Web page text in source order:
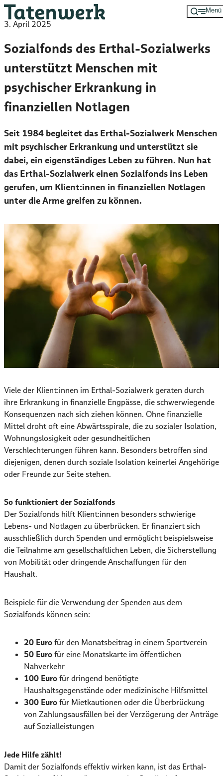
Zum
Hauptinhalt
springen
Menü
3. April 2025
Sozialfonds des Erthal-Sozialwerks
unterstützt Menschen mit
psychischer Erkrankung in
finanziellen Notlagen
Seit 1984 begleitet das Erthal-Sozialwerk Menschen
mit psychischer Erkrankung und unterstützt sie
dabei, ein eigenständiges Leben zu führen. Nun hat
das Erthal-Sozialwerk einen Sozialfonds ins Leben
gerufen, um Klient:innen in finanziellen Notlagen
unter die Arme greifen zu können.
Viele der Klient:innen im Erthal-Sozialwerk geraten durch
ihre Erkrankung in finanzielle Engpässe, die schwerwiegende
Konsequenzen nach sich ziehen können. Ohne finanzielle
Mittel droht oft eine Abwärtsspirale, die zu sozialer Isolation,
Wohnungslosigkeit oder gesundheitlichen
Verschlechterungen führen kann. Besonders betroffen sind
diejenigen, denen durch soziale Isolation keinerlei Angehörige
oder Freunde zur Seite stehen.
So funktioniert der Sozialfonds
Der Sozialfonds hilft Klient:innen besonders schwierige
Lebens- und Notlagen zu überbrücken. Er finanziert sich
ausschließlich durch Spenden und ermöglicht beispielsweise
die Teilnahme am gesellschaftlichen Leben, die Sicherstellung
von Mobilität oder dringende Anschaffungen für den
Haushalt.
Beispiele für die Verwendung der Spenden aus dem
Sozialfonds können sein:
20 Eurofür den Monatsbeitrag in einem Sportverein
50 Eurofür eine Monatskarte im öffentlichen
Nahverkehr
100 Eurofür dringend benötigte
Haushaltsgegenstände oder medizinische Hilfsmittel
300 Eurofür Mietkautionen oder die Überbrückung
von Zahlungsausfällen bei der Verzögerung der Anträge
auf Sozialleistungen
Jede Hilfe zählt!
Damit der Sozialfonds effektiv wirken kann, ist das Erthal-